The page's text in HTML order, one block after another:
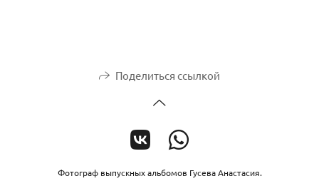
Поделиться ссылкой
Фотограф выпускных альбомов Гусева Анастасия.